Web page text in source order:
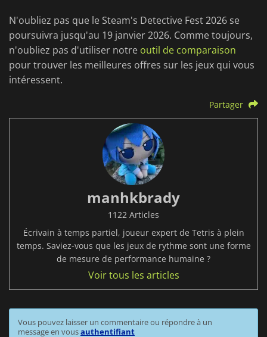
N'oubliez pas que le Steam's Detective Fest 2026 se
poursuivra jusqu'au 19 janvier 2026. Comme toujours,
n'oubliez pas d'utiliser notre outil de comparaison
pour trouver les meilleures offres sur les jeux qui vous
intéressent.
Partager
manhkbrady
1122 Articles
Écrivain à temps partiel, joueur expert de Tetris à plein
temps. Saviez-vous que les jeux de rythme sont une forme
de mesure de performance humaine ?
Voir tous les articles
Vous pouvez laisser un commentaire ou répondre à un
message en vousauthentifiant